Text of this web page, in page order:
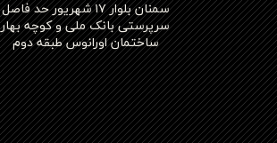
سمنان بلوار ۱۷ شهریور حد فاصل
سرپرستی بانک ملی و کوچه بهار
ساختمان اورانوس طبقه دوم